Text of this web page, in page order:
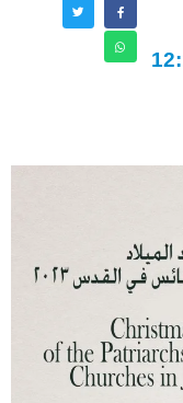
22, 2023 12:13